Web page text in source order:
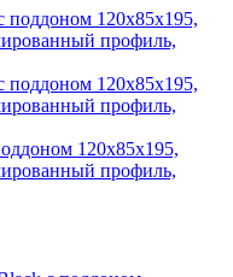
120x85х195,
профиль,